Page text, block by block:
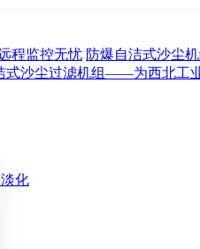
程监控无忧 防爆自洁式沙尘
式沙尘过滤机组——为西北工
淡化